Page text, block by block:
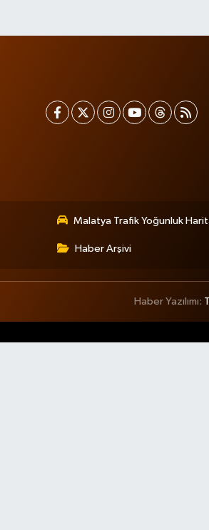
Malatya Trafik Yoğunluk
Haber Arşivi
Haber Yazılımı: